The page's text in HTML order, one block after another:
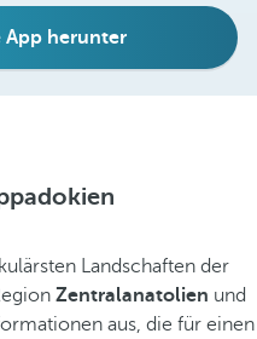
App herunter
Landschaften der
Zentralanatolien und
aus, die für einen